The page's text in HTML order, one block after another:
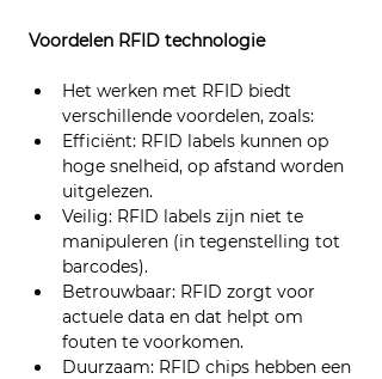
Voordelen RFID technologie
Het werken met RFID biedt
verschillende voordelen, zoals:
Efficiënt: RFID labels kunnen op
hoge snelheid, op afstand worden
uitgelezen.
Veilig: RFID labels zijn niet te
manipuleren (in tegenstelling tot
barcodes).
Betrouwbaar: RFID zorgt voor
actuele data en dat helpt om
fouten te voorkomen.
Duurzaam: RFID chips hebben een